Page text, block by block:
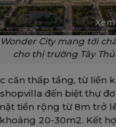
City mang tới
cho thị trường Tây Thủ
căn thấp tầng, từ liền
đến biệt thự
tiền rộng từ 8m trở
20-30m2. Kết